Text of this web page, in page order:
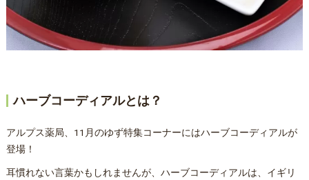
ハーブコーディアルとは？
アルプス薬局、11月のゆず特集コーナーにはハーブコーディアルが
登場！
耳慣れない言葉かもしれませんが、ハーブコーディアルは、イギリ